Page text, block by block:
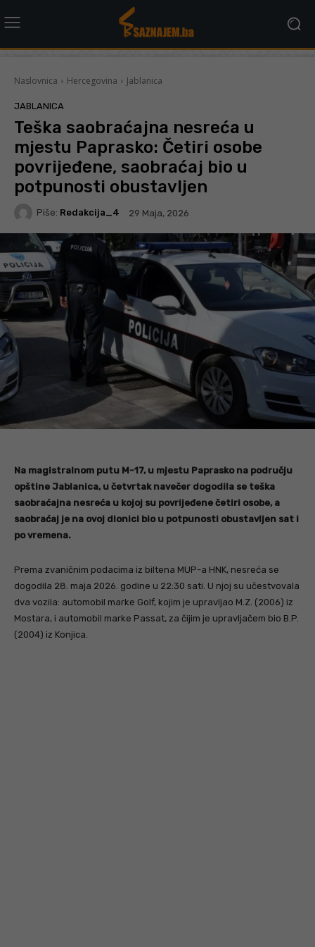
Naslovnica Hercegovina Jablanica
JABLANICA
Teška saobraćajna nesreća u
mjestu Paprasko: Četiri osobe
povrijeđene, saobraćaj bio u
potpunosti obustavljen
Piše: Redakcija_4 29 Maja, 2026
Na magistralnom putu M-17, u mjestu Paprasko na području
opštine Jablanica, u četvrtak navečer dogodila se teška
saobraćajna nesreća u kojoj su povrijeđene četiri osobe, a
saobraćaj je na ovoj dionici bio u potpunosti obustavljen sat i
po vremena.
Prema zvaničnim podacima iz biltena MUP-a HNK, nesreća se
dogodila 28. maja 2026. godine u 22:30 sati. U njoj su učestvovala
dva vozila: automobil marke Golf, kojim je upravljao M.Z. (2006) iz
Mostara, i automobil marke Passat, za čijim je upravljačem bio B.P.
(2004) iz Konjica.